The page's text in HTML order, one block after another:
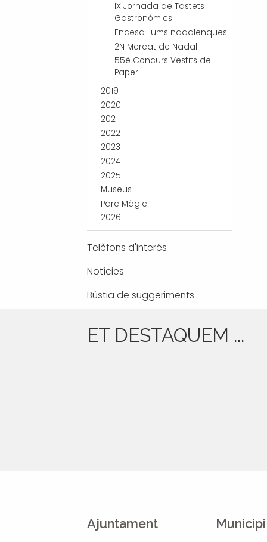
IX Jornada de Tastets
Gastronòmics
Encesa llums nadalenques
2N Mercat de Nadal
55è Concurs Vestits de
Paper
2019
2020
2021
2022
2023
2024
2025
Museus
Parc Màgic
2026
Telèfons d'interés
Notícies
Bústia de suggeriments
ET DESTAQUEM ...
Ajuntament Municipi